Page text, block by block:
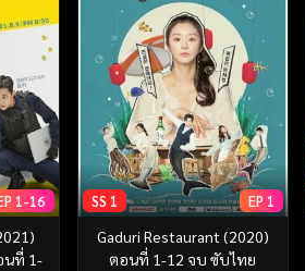
1-16
นที่ 1-
SS 1 EP 1
Gaduri Restaurant (2020)
ตอนที่ 1-12 จบ ซับไทย